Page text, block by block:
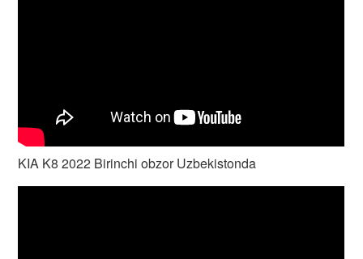
KIA K8 2022 Birinchi obzor Uzbekistonda